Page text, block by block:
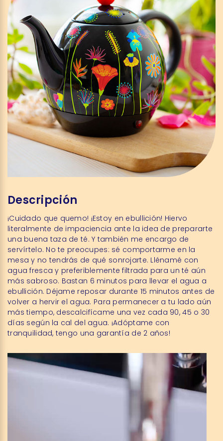
Descripción
¡Cuidado que quemo! ¡Estoy en ebullición! Hiervo
literalmente de impaciencia ante la idea de prepararte
una buena taza de té. Y también me encargo de
servírtelo. No te preocupes: sé comportarme en la
mesa y no tendrás de qué sonrojarte. Llénamé con
agua fresca y preferiblemente filtrada para un té aún
más sabroso. Bastan 6 minutos para llevar el agua a
ebullición. Déjame reposar durante 15 minutos antes de
volver a hervir el agua. Para permanecer a tu lado aún
más tiempo, descalcifícame una vez cada 90, 45 o 30
días según la cal del agua. ¡Adóptame con
tranquilidad, tengo una garantía de 2 años!